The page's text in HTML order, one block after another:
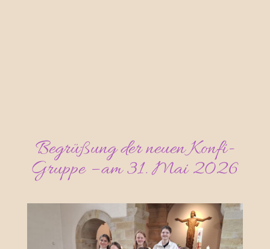
Begrüßung der neuen Konfi-
Gruppe – am 31. Mai 2026